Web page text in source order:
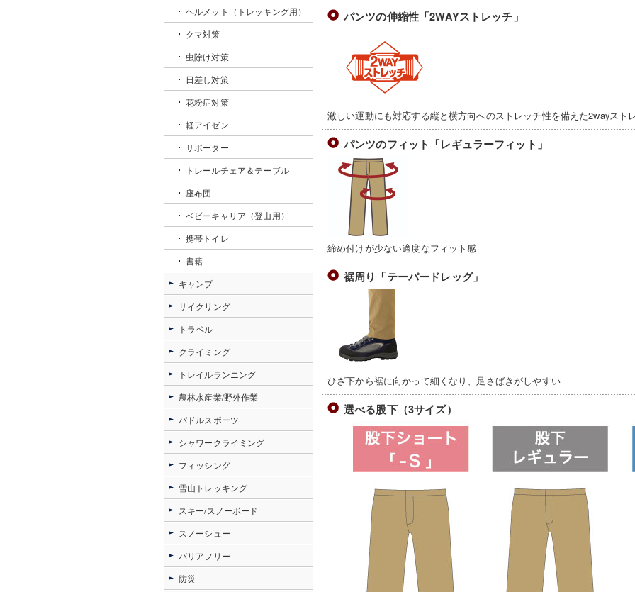
パンツの伸縮性「2WAYストレッチ」
激しい運動にも対応する縦と横方向へのストレッチ性を備えた2wayスト
パンツのフィット「レギュラーフィット」
締め付けが少ない適度なフィット感
裾周り「テーパードレッグ」
ひざ下から裾に向かって細くなり、足さばきがしやすい
選べる股下（3サイズ）
ヘルメット（トレッキング用）
クマ対策
虫除け対策
日差し対策
花粉症対策
軽アイゼン
サポーター
トレールチェア＆テーブル
座布団
ベビーキャリア（登山用）
携帯トイレ
書籍
キャンプ
サイクリング
トラベル
クライミング
トレイルランニング
農林水産業/野外作業
パドルスポーツ
シャワークライミング
フィッシング
雪山トレッキング
スキー/スノーボード
スノーシュー
バリアフリー
防災